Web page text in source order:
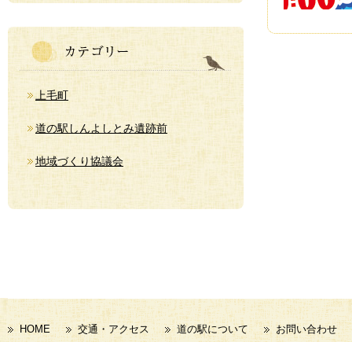
上毛町
道の駅しんよしとみ遺跡前
地域づくり協議会
HOME 交通・アクセス 道の駅について お問い合わせ